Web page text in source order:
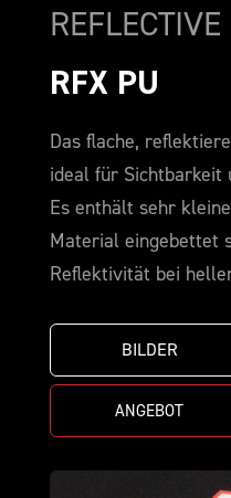
REFLECTIVE
RFX PU
Das flache,
ideal für Sichtbarkeit
Es enthält sehr
Material eingebettet
Reflektivität bei
BILDER
ANGEBOT